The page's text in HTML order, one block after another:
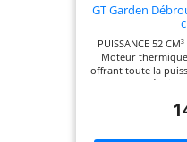
GT Garden
PUISSANCE 52
Moteur thermique
offrant toute la
herbes
PROFESSIONNELLE
professionnelle,